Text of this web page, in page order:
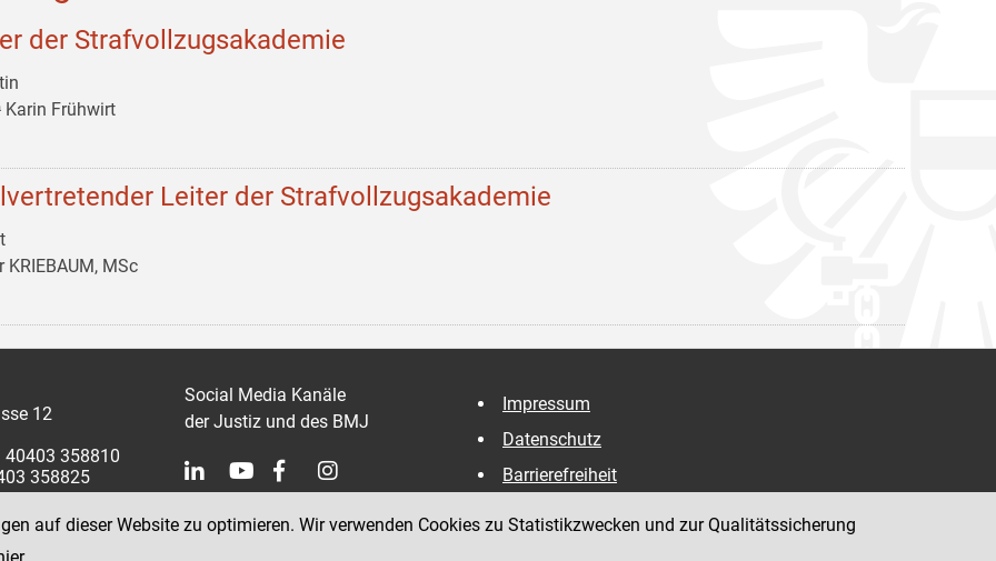
der Strafvollzugsakademie
Karin Frühwirt
Leiter der Strafvollzugsakademie
KRIEBAUM, MSc
12
40403 358810
358825
Social Media Kanäle
der Justiz und des BMJ
Impressum
Datenschutz
Barrierefreiheit
auf dieser Website zu optimieren. Wir verwenden Cookies zu Statistikzwecken und zur Qualitätssicherung